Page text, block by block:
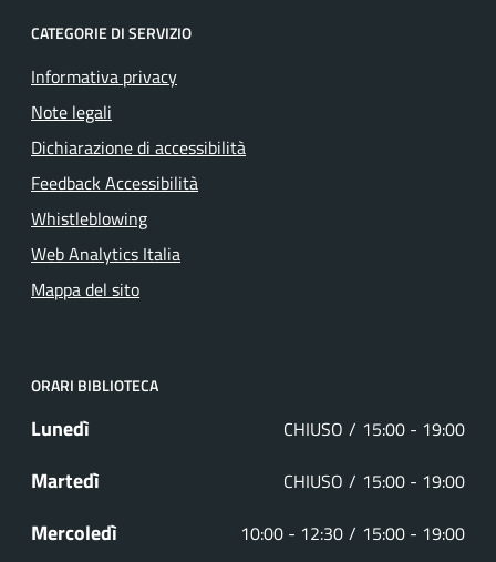
CATEGORIE DI SERVIZIO
Informativa privacy
Note legali
Dichiarazione di accessibilità
Feedback Accessibilità
Whistleblowing
Web Analytics Italia
Mappa del sito
ORARI BIBLIOTECA
Lunedì CHIUSO 15:00 - 19:00
Martedì CHIUSO 15:00 - 19:00
Mercoledì 10:00 - 12:30 15:00 - 19:00